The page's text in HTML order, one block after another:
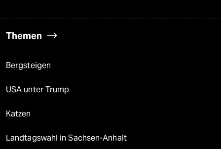
Themen
Bergsteigen
USA unter Trump
Katzen
Landtagswahl in Sachsen-Anhalt